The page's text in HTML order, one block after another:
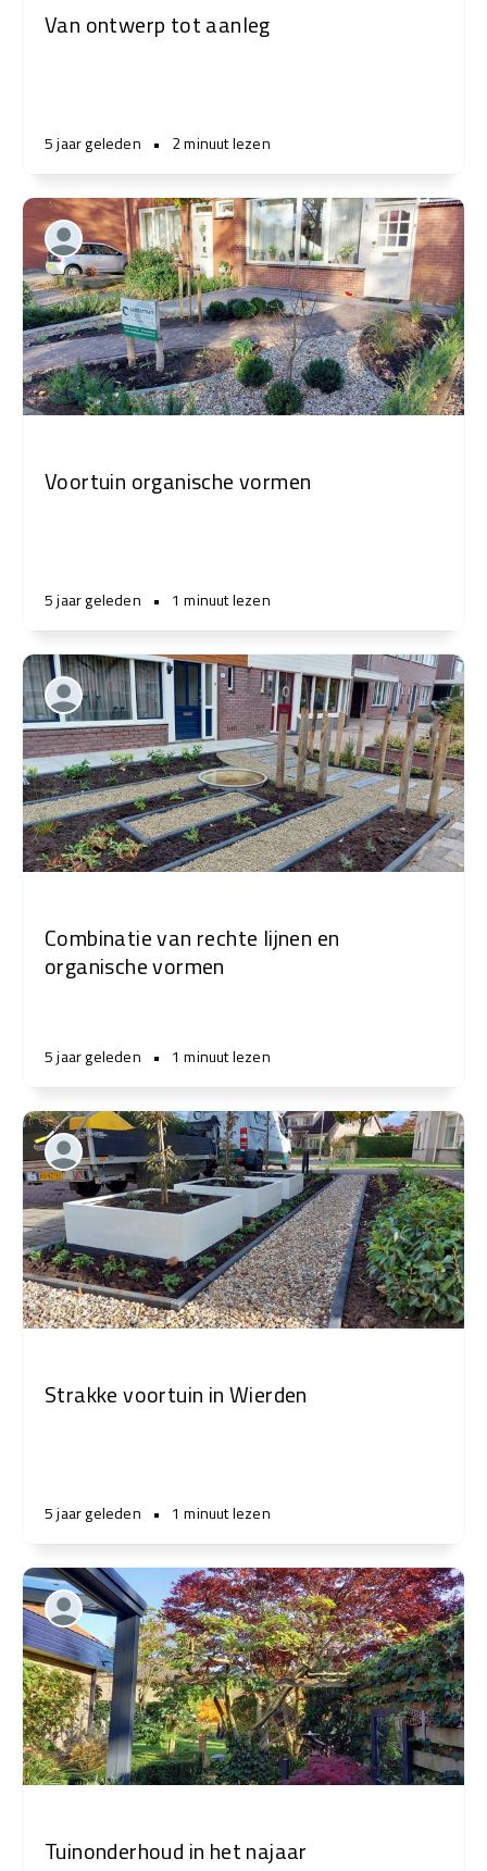
Van ontwerp tot aanleg
5 jaar geleden • 2 minuut lezen
Voortuin organische vormen
5 jaar geleden • 1 minuut lezen
Combinatie van rechte lijnen en
organische vormen
5 jaar geleden • 1 minuut lezen
Strakke voortuin in Wierden
5 jaar geleden • 1 minuut lezen
Tuinonderhoud in het najaar